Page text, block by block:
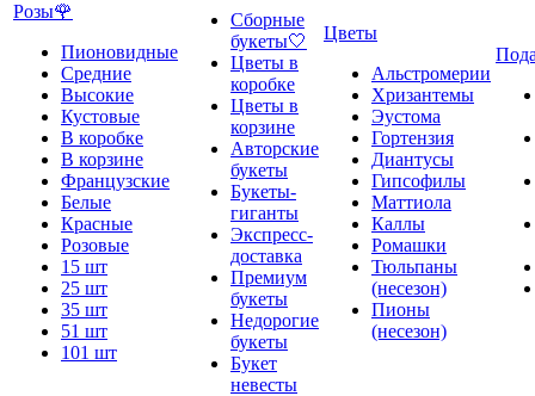
Розы🌹
Пионовидные
Средние
Высокие
Кустовые
В коробке
В корзине
Французские
Белые
Красные
Розовые
15 шт
25 шт
35 шт
51 шт
101 шт
Сборные
букеты🤍
Цветы в
коробке
Цветы в
корзине
Авторские
букеты
Букеты-
гиганты
Экспресс-
доставка
Премиум
букеты
Недорогие
букеты
Букет
невесты
Цветы
Альстромерии
Хризантемы
Эустома
Гортензия
Диантусы
Гипсофилы
Маттиола
Каллы
Ромашки
Тюльпаны
(несезон)
Пионы
(несезон)